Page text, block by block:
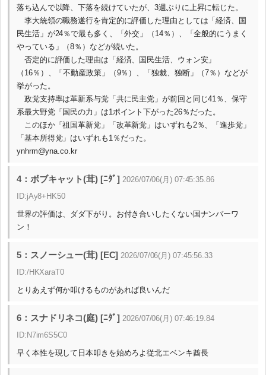
落ち込んで以降、下落を続けていたが、3週ぶりに上昇に転じた。
李大統領の職務遂行を肯定的に評価した理由としては「経済、国
民生活」が24％で最も多く、「外交」（14％）、「全般的にうまく
やっている」（8％）などが続いた。
否定的に評価した理由は「経済、国民生活、ウォン安」
（16％）、「不動産政策」（9％）、「独裁、独断」（7％）などが
挙がった。
政党支持率は革新系与党「共に民主党」が前回と同じ41％、保守
系最大野党「国民の力」は1ポイント下がった26％だった。
このほか「祖国革新党」「改革新党」はいずれも2％、「進歩党」
「基本所得党」はいずれも1％だった。
ynhrm@yna.co.kr
4：ボブキャット(茸) [ﾆﾀﾞ] 2026/07/06(月) 07:45:35.86
ID:jAy8+HK50
世界の評価は、ダダ下がり。お付き合いしたくない国ナンバーワ
ン！
5：スノーシュー(茸) [EC] 2026/07/06(月) 07:45:56.33
ID:/HKXaraT0
とりあえず何か叩けるものがあれば良いんだ
6：スナドリネコ(庭) [ﾆﾀﾞ] 2026/07/06(月) 07:46:19.84
ID:N7im6S5C0
早く本性を現して日本叩きを始めろよ従北エベンキ酋長